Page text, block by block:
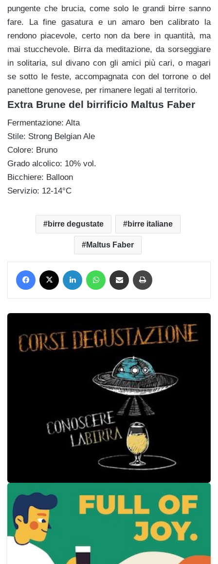
pungente che brucia, come solo le grandi birre sanno
fare. La fine gasatura e un amaro ben calibrato la
rendono piacevole, certo non da bere in quantità, ma
mai stucchevole. Birra da meditazione, da sorseggiare
in solitaria, sul divano con gli amici più cari, o magari
se sotto le feste, accompagnata con del torrone o del
panettone genovese, per rimanere legati al territorio.
Extra Brune del birrificio Maltus Faber
Fermentazione: Alta
Stile: Strong Belgian Ale
Colore: Bruno
Grado alcolico: 10% vol.
Bicchiere: Balloon
Servizio: 12-14°C
birre degustate birre italiane
Maltus Faber
Facebook LinkedIn WhatsApp Condividi via mail